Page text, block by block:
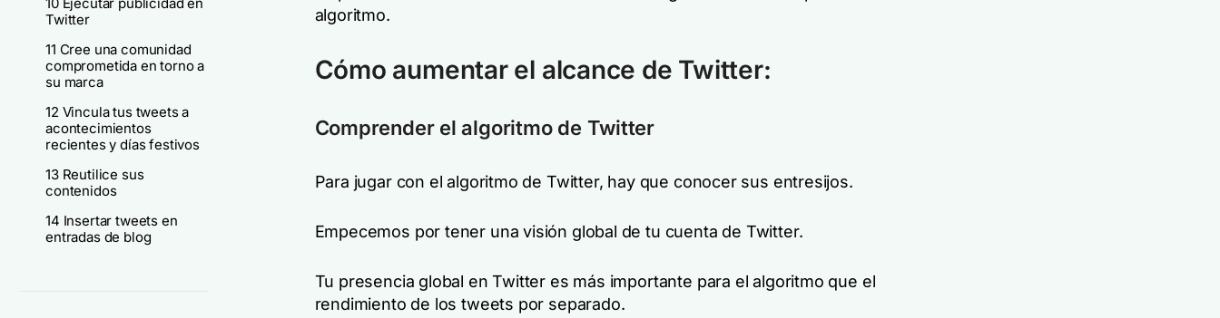
Twitter
11 Cree una comunidad
comprometida en torno a
su marca
12 Vincula tus tweets a
acontecimientos
recientes y días festivos
13 Reutilice sus
contenidos
14 Insertar tweets en
entradas de blog
algoritmo.
Cómo aumentar el alcance de Twitter:
Comprender el algoritmo de Twitter
Para jugar con el algoritmo de Twitter, hay que conocer sus entresijos.
Empecemos por tener una visión global de tu cuenta de Twitter.
Tu presencia global en Twitter es más importante para el algoritmo que el
rendimiento de los tweets por separado.